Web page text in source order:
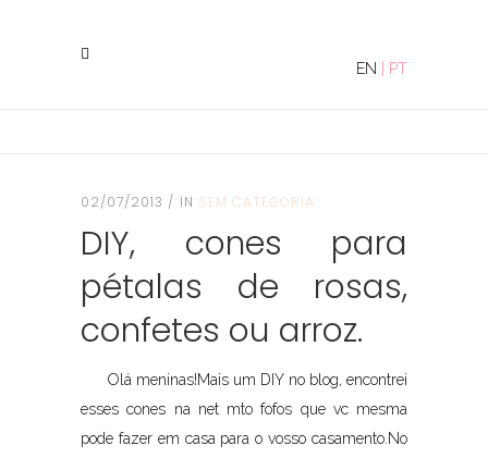
EN PT
02/07/2013 IN SEM CATEGORIA
DIY, cones para
pétalas de rosas,
confetes ou arroz.
Olá meninas!Mais um DIY no blog, encontrei
esses cones na net mto fofos que vc mesma
pode fazer em casa para o vosso casamento.No